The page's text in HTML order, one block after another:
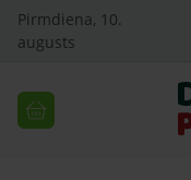
Pirmdiena, 10.
augusts